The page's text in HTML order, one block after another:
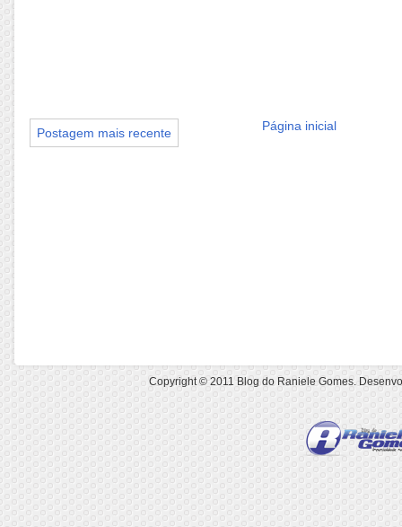
Postagem mais recente Página inicial
Copyright © 2011Blog do Raniele Gomes.